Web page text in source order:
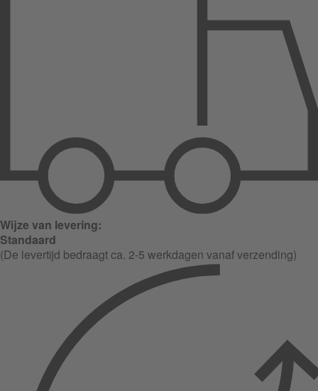
Wijze van levering:
Standaard
(De levertijd bedraagt ca. 2-5 werkdagen vanaf verzending)